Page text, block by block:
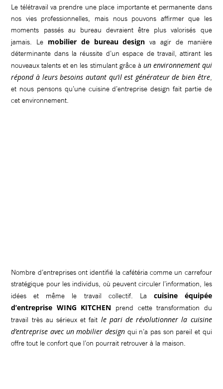
Le télétravail va prendre une place importante et permanente dans
nos vies professionnelles, mais nous pouvons affirmer que les
moments passés au bureau devraient être plus valorisés que
jamais. Le mobilier de bureau design va agir de manière
déterminante dans la réussite d’un espace de travail, attirant les
nouveaux talents et en les stimulant grâce à un environnement qui
répond à leurs besoins autant qu’il est générateur de bien être,
et nous pensons qu’une cuisine d’entreprise design fait partie de
cet environnement.
Nombre d’entreprises ont identifié la cafétéria comme un carrefour
stratégique pour les individus, où peuvent circuler l’information, les
idées et même le travail collectif. La cuisine équipée
d’entreprise WING KITCHEN prend cette transformation du
travail très au sérieux et fait le pari de révolutionner la cuisine
d’entreprise avec un mobilier design qui n’a pas son pareil et qui
offre tout le confort que l’on pourrait retrouver à la maison.